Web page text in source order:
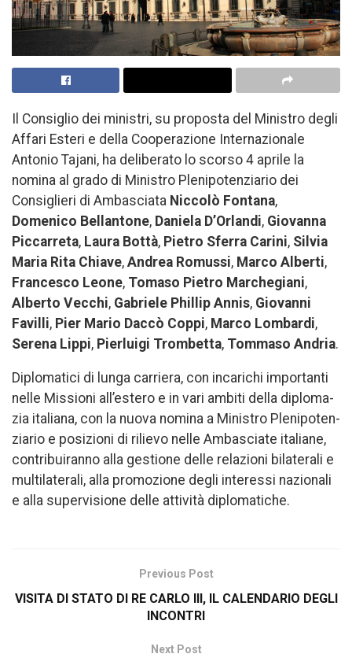
Il Consiglio dei ministri, su proposta del Ministro degli
Affari Esteri e della Cooperazione Internazionale
Antonio Tajani, ha deliberato lo scorso 4 aprile la
nomina al grado di Ministro Plenipotenziario dei
Consiglieri di Ambasciata Niccolò Fontana,
Domenico Bellantone, Daniela D’Orlandi, Giovanna
Piccarreta, Laura Bottà, Pietro Sferra Carini, Silvia
Maria Rita Chiave, Andrea Romussi, Marco Alberti,
Francesco Leone, Tomaso Pietro Marchegiani,
Alberto Vecchi, Gabriele Phillip Annis, Giovanni
Favilli, Pier Mario Daccò Coppi, Marco Lombardi,
Serena Lippi, Pierluigi Trombetta, Tommaso Andria.
Di­plo­ma­ti­ci di lun­ga car­rie­ra, con in­ca­ri­chi im­por­tan­ti
nel­le Mis­sio­ni al­l’e­ste­ro e in vari am­bi­ti del­la di­plo­ma­
zia ita­lia­na, con la nuova no­mi­na a Mi­ni­stro Ple­ni­po­ten­
zia­rio e po­si­zio­ni di ri­lie­vo nelle Am­ba­scia­te ita­lia­ne,
con­tri­buiranno alla ge­stio­ne del­le re­la­zio­ni bi­la­te­ra­li e
mul­ti­la­te­ra­li, alla pro­mo­zio­ne de­gli in­te­res­si na­zio­na­li
e alla su­per­vi­sio­ne del­le at­ti­vi­tà di­plo­ma­ti­che.
Previous Post
VISITA DI STATO DI RE CARLO III, IL CALENDARIO DEGLI
INCONTRI
Next Post